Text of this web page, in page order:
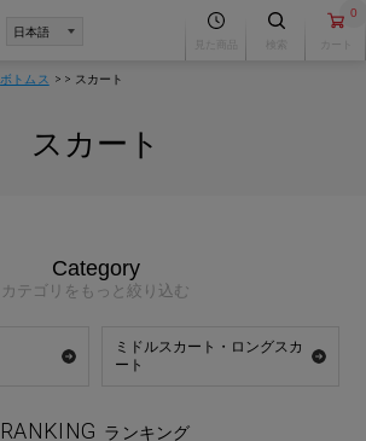
0
ボトムス スカート
スカート
Category
カテゴリをもっと絞り込む
ミドルスカート・ロングスカ
ート
RANKING ランキング